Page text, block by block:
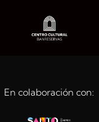
En colaboración con: